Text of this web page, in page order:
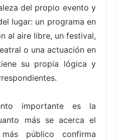
del propio evento y
lugar: un programa en
al aire libre, un festival,
o una actuación en
su propia lógica y
importante es la
más se acerca el
público confirma